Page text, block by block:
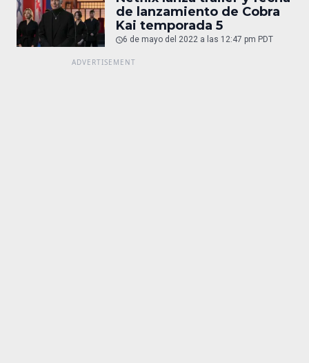
de lanzamiento de Cobra
Kai temporada 5
6 de mayo del 2022 a las 12:47 pm PDT